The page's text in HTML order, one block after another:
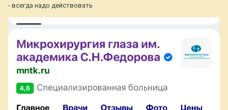
травматический инсульт и высокий сахар в свое время не
- у меня нашли на правом глазу надрыв сетчатки, и прямо
заживет, - надеюсь, он заживет хорошо, мне сделают
операцию по восстановлению зрения!
- всегда надо действовать